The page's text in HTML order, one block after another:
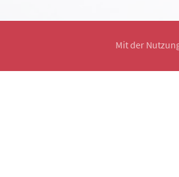
Mit der